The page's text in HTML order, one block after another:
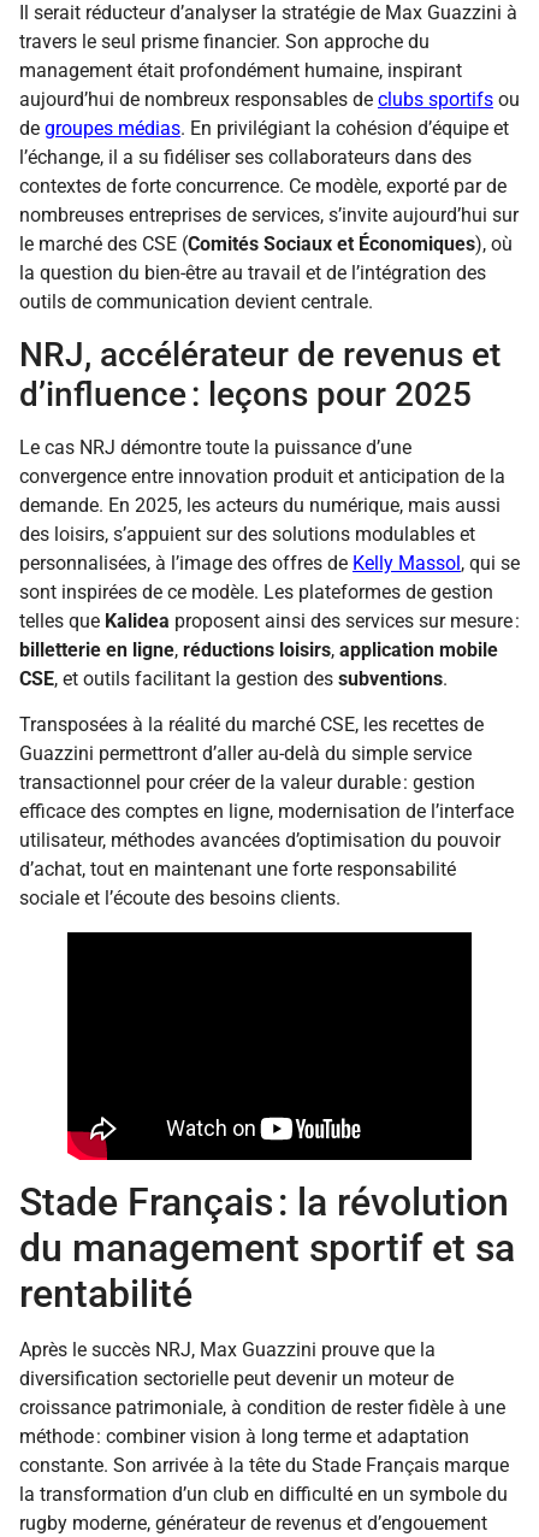
Il serait réducteur d’analyser la stratégie de Max Guazzini à
travers le seul prisme financier. Son approche du
management était profondément humaine, inspirant
aujourd’hui de nombreux responsables de clubs sportifs ou
de groupes médias. En privilégiant la cohésion d’équipe et
l’échange, il a su fidéliser ses collaborateurs dans des
contextes de forte concurrence. Ce modèle, exporté par de
nombreuses entreprises de services, s’invite aujourd’hui sur
le marché des CSE (Comités Sociaux et Économiques), où
la question du bien-être au travail et de l’intégration des
outils de communication devient centrale.
NRJ, accélérateur de revenus et
d’influence : leçons pour 2025
Le cas NRJ démontre toute la puissance d’une
convergence entre innovation produit et anticipation de la
demande. En 2025, les acteurs du numérique, mais aussi
des loisirs, s’appuient sur des solutions modulables et
personnalisées, à l’image des offres de Kelly Massol, qui se
sont inspirées de ce modèle. Les plateformes de gestion
telles que Kalidea proposent ainsi des services sur mesure :
billetterie en ligne, réductions loisirs, application mobile
CSE, et outils facilitant la gestion des subventions.
Transposées à la réalité du marché CSE, les recettes de
Guazzini permettront d’aller au-delà du simple service
transactionnel pour créer de la valeur durable : gestion
efficace des comptes en ligne, modernisation de l’interface
utilisateur, méthodes avancées d’optimisation du pouvoir
d’achat, tout en maintenant une forte responsabilité
sociale et l’écoute des besoins clients.
Stade Français : la révolution
du management sportif et sa
rentabilité
Après le succès NRJ, Max Guazzini prouve que la
diversification sectorielle peut devenir un moteur de
croissance patrimoniale, à condition de rester fidèle à une
méthode : combiner vision à long terme et adaptation
constante. Son arrivée à la tête du Stade Français marque
la transformation d’un club en difficulté en un symbole du
rugby moderne, générateur de revenus et d’engouement